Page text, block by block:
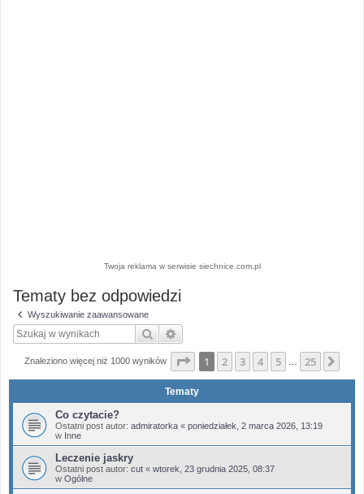
Twoja reklama w serwisie siechnice.com.pl
Tematy bez odpowiedzi
Wyszukiwanie zaawansowane
Szukaj
Znaleziono więcej niż 1000 wyników Strona z25
1 2 3 4 5 25
Tematy
Co czytacie?
Ostatni post autor: admiratorka « poniedziałek, 2 marca 2026, 13:19
w Inne
Leczenie jaskry
Ostatni post autor: cut « wtorek, 23 grudnia 2025, 08:37
w Ogólne